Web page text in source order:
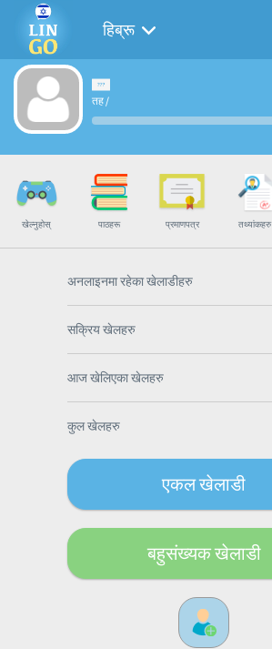
हिब्रू
तह/
खेल्नुहोस् पाठहरू प्रमाणपत्र तथ्यांकहरु
अनलाइनमा रहेका खेलाडीहरु
सक्रिय खेलहरु
आज खेलिएका खेलहरु
कुल खेलहरु
एकल खेलाडी
बहुसंख्यक खेलाडी